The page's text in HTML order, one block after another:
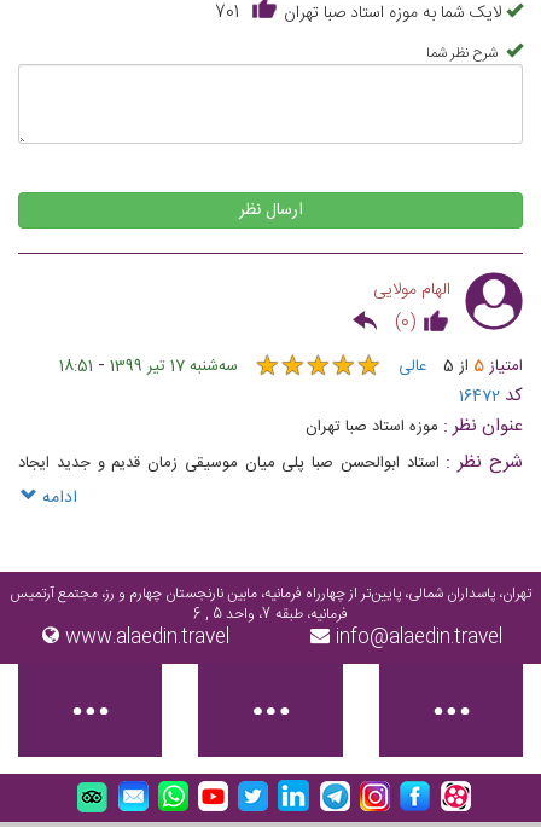
لایک شما به موزه استاد صبا تهران 701
شرح نظر شما
ارسال نظر
الهام مولایی
(
0
)
امتیاز5 از 5 عالی ★★★★★
★★★★★ ﺳﻪشنبه 17 تیر 1399 -
18:51
کد 16472
عنوان نظر : موزه استاد صبا تهران
شرح نظر : استاد ابوالحسن صبا پلی میان موسیقی زمان قدیم و جدید ایجاد
کرد، به طوری که موسیقی اصیل ایرانی وامدار خدمات ارزنده ایشان استادامه
تهران، پاسداران شمالی، پایین‌تر از چهارراه فرمانیه، مابین نارنجستان چهارم و رز، مجتمع آرتمیس
فرمانیه، طبقه 7، واحد 5 , 6
info@alaedin.travel
www.alaedin.travel